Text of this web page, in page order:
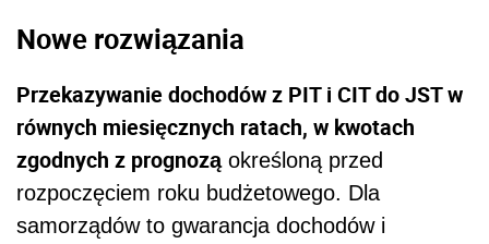
Nowe rozwiązania
Przekazywanie dochodów z PIT i CIT do JST w
równych miesięcznych ratach, w kwotach
zgodnych z prognozą określoną przed
rozpoczęciem roku budżetowego. Dla
samorządów to gwarancja dochodów i